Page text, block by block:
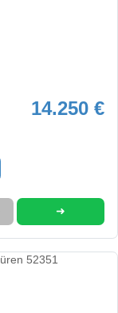
14.250 €
➜